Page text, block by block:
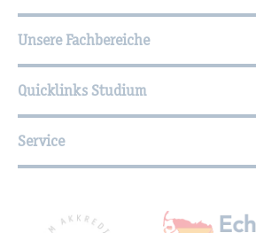
Unsere Fachbereiche
Quicklinks Studium
Service
Mit­glied­schaf­ten,